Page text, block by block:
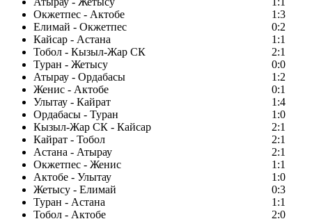
Окжетпес - Актобе
1:3
Елимай - Окжетпес
0:2
Кайсар - Астана
1:1
Тобол - Кызыл-Жар СК
2:1
Туран - Жетысу
0:0
Атырау - Ордабасы
1:2
Женис - Актобе
0:1
Улытау - Кайрат
1:4
Ордабасы - Туран
1:0
Кызыл-Жар СК - Кайсар
2:1
Кайрат - Тобол
2:1
Астана - Атырау
2:1
Окжетпес - Женис
1:1
Актобе - Улытау
1:0
Жетысу - Елимай
0:3
Туран - Астана
1:1
Тобол - Актобе
2:0